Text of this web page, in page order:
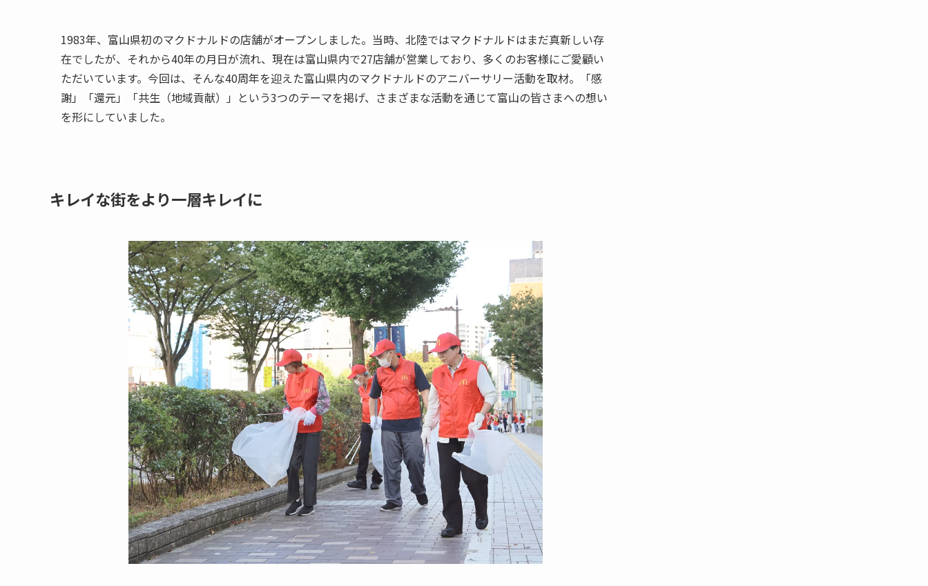
1983年、富山県初のマクドナルドの店舗がオープンしました。当時、北陸ではマクドナルドはまだ真新しい存
在でしたが、それから40年の月日が流れ、現在は富山県内で27店舗が営業しており、多くのお客様にご愛顧い
ただいています。今回は、そんな40周年を迎えた富山県内のマクドナルドのアニバーサリー活動を取材。「感
謝」「還元」「共生（地域貢献）」という3つのテーマを掲げ、さまざまな活動を通じて富山の皆さまへの想い
を形にしていました。
キレイな街をより一層キレイに